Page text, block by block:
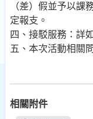
（差）假並予以課
定報支。
四、接駁服務：詳
五、本次活動相關
相關附件